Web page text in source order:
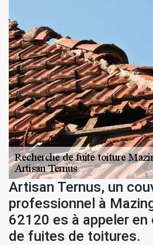
Artisan Ternus, un
professionnel à
62120 es à appeler
de fuites de toitures.